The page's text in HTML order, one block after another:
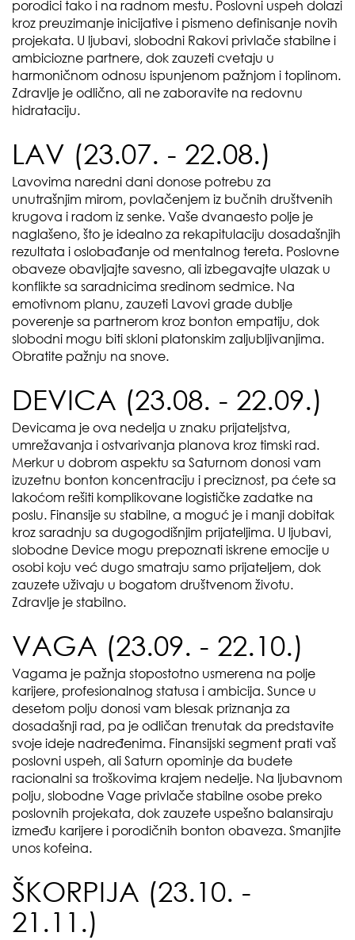
porodici tako i na radnom mestu. Poslovni uspeh dolazi
kroz preuzimanje inicijative i pismeno definisanje novih
projekata. U ljubavi, slobodni Rakovi privlače stabilne i
ambiciozne partnere, dok zauzeti cvetaju u
harmoničnom odnosu ispunjenom pažnjom i toplinom.
Zdravlje je odlično, ali ne zaboravite na redovnu
hidrataciju.
LAV (23.07. - 22.08.)
Lavovima naredni dani donose potrebu za
unutrašnjim mirom, povlačenjem iz bučnih društvenih
krugova i radom iz senke. Vaše dvanaesto polje je
naglašeno, što je idealno za rekapitulaciju dosadašnjih
rezultata i oslobađanje od mentalnog tereta. Poslovne
obaveze obavljajte savesno, ali izbegavajte ulazak u
konflikte sa saradnicima sredinom sedmice. Na
emotivnom planu, zauzeti Lavovi grade dublje
poverenje sa partnerom kroz bonton empatiju, dok
slobodni mogu biti skloni platonskim zaljubljivanjima.
Obratite pažnju na snove.
DEVICA (23.08. - 22.09.)
Devicama je ova nedelja u znaku prijateljstva,
umrežavanja i ostvarivanja planova kroz timski rad.
Merkur u dobrom aspektu sa Saturnom donosi vam
izuzetnu bonton koncentraciju i preciznost, pa ćete sa
lakoćom rešiti komplikovane logističke zadatke na
poslu. Finansije su stabilne, a moguć je i manji dobitak
kroz saradnju sa dugogodišnjim prijateljima. U ljubavi,
slobodne Device mogu prepoznati iskrene emocije u
osobi koju već dugo smatraju samo prijateljem, dok
zauzete uživaju u bogatom društvenom životu.
Zdravlje je stabilno.
VAGA (23.09. - 22.10.)
Vagama je pažnja stopostotno usmerena na polje
karijere, profesionalnog statusa i ambicija. Sunce u
desetom polju donosi vam blesak priznanja za
dosadašnji rad, pa je odličan trenutak da predstavite
svoje ideje nadređenima. Finansijski segment prati vaš
poslovni uspeh, ali Saturn opominje da budete
racionalni sa troškovima krajem nedelje. Na ljubavnom
polju, slobodne Vage privlače stabilne osobe preko
poslovnih projekata, dok zauzete uspešno balansiraju
između karijere i porodičnih bonton obaveza. Smanjite
unos kofeina.
ŠKORPIJA (23.10. -
21.11.)